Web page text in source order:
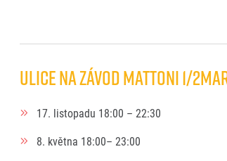
Ulice na závod Mattoni 1/
17. listopadu 18:00 – 22:30
8. května 18:00– 23:00